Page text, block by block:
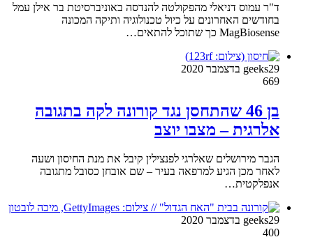
ד"ר עמוס דניאלי מהפקולטה להנדסה באוניברסיטת בר אילן עמל
בחודשים האחרונים על כיול טכנולוגיה ותיקה המכונה
MagBiosense כך שתוכל להתאים…
geeks29 בדצמבר 2020
669
בן 46 שהתחסן נגד קורונה לקה בתגובה
אלרגית – מצבו יוצב
הגבר מירושלים שאלרגי לפנצילין קיבל את מנת החיסון ושעה
לאחר מכן הגיע למרפאה בעיר – שם אובחן כסובל מתגובה
אנפלקטית…
geeks29 בדצמבר 2020
400